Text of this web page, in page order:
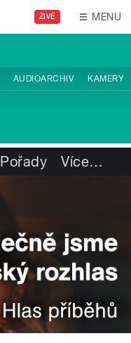
ŽIVĚ MENU
AUDIOARCHIV KAMERY
Pořady Více…